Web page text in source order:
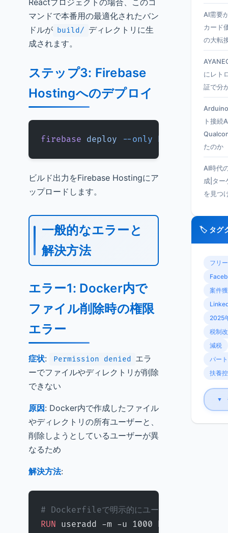
Reactプロジェクトの場合、このコ
マンドで本番用の最適化されたバン
ドルが build/ ディレクトリに生
成されます。
ステップ3: Firebase
Hostingへのデプロイ
firebase deploy --only hosting
ビルド出力をFirebase Hostingにア
ップロードします。
一般的なエラーと
解決方法
エラー1: Docker内で
ファイル削除時の権限
エラー
症状: Permission denied
エラ
ーでファイルやディレクトリが削除
できない
原因 : Docker内で作成したファイル
やディレクトリの所有ユーザーと、
削除しようとしているユーザーが異
なるため
解決方法:
# Dockerfileで明示的にユーザーを指定
RUN useradd -m -u 1000 builder
AI需要
カード
の大転
にレト
証で分
ト接続
たのか
AI時代
成|ター
を見つ
🏷️ タグ
フリ
案件
2025
税制
減税
パート
扶養
▼